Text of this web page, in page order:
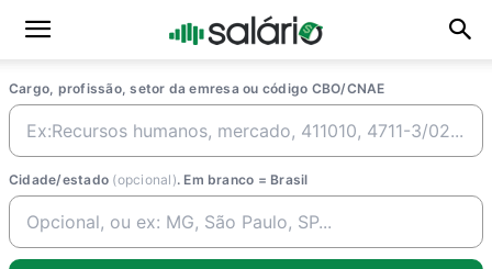
Cargo, profissão, setor da emresa ou código CBO/CNAE
Cidade/estado (opcional). Em branco = Brasil